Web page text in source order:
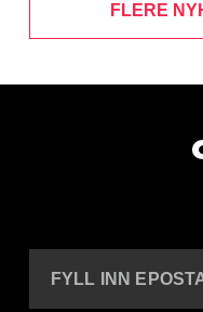
FLERE
FYLL INN